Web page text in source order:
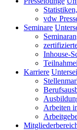
vdw
Seminare
Inhouse-
Karriere
Arbeiten